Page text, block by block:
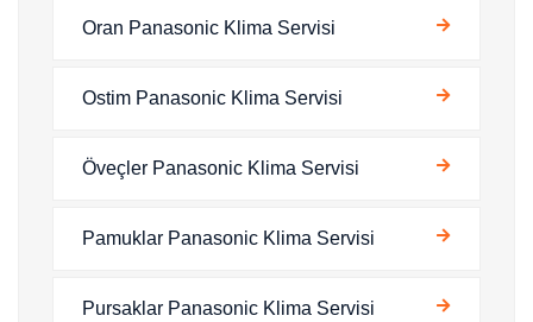
Oran Panasonic Klima Servisi
Ostim Panasonic Klima Servisi
Öveçler Panasonic Klima Servisi
Pamuklar Panasonic Klima Servisi
Pursaklar Panasonic Klima Servisi